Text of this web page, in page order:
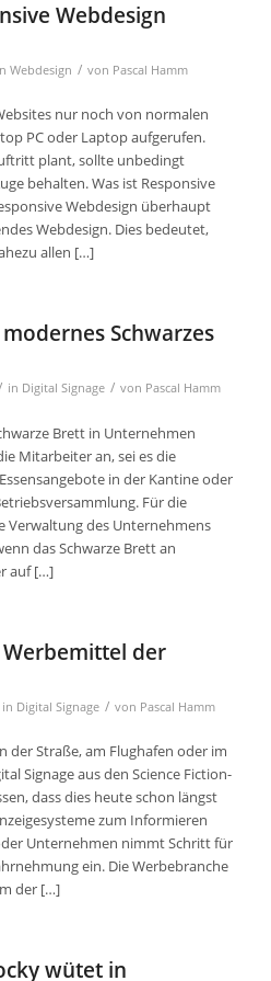
Webdesign
Webdesign / von Pascal Hamm
nur noch von normalen
PC oder Laptop aufgerufen.
plant, sollte unbedingt
behalten. Was ist Responsive
Webdesign überhaupt
Webdesign. Dies bedeutet,
allen […]
Schwarzes
in Digital Signage / von Pascal Hamm
Brett in Unternehmen
Mitarbeiter an, sei es die
in der Kantine oder
Für die
Verwaltung des Unternehmens
das Schwarze Brett an
auf […]
Werbemittel der
in Digital Signage / von Pascal Hamm
der Straße, am Flughafen oder im
Signage aus den Science Fiction-
dass dies heute schon längst
zum Informieren
Unternehmen nimmt Schritt für
ein. Die Werbebranche
der […]
wütet in